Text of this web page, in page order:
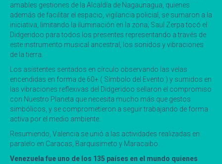
amables gestiones de la Alcaldía de Nagaunagua, quienes
además de facilitar el espacio, vigilancia policial, se sumaron a la
iniciativa, limitando la iluminación en la zona; Saul Zerpa tocó el
Didgeridoo para todos los presentes representando a través de
este instrumento musical ancestral, los sonidos y vibraciones
de la tierra.
Los asistentes sentados en círculo observando las velas
encendidas en forma de 60+ ( Símbolo del Evento ) y sumidos en
las vibraciones reflexivas del Didgeridoo sellaron el compromiso
con Nuestro Planeta que necesita mucho más que gestos
simbólicos, y se comprometieron a seguir trabajando de forma
activa por el medio ambiente.
Resumiendo, Valencia se unió a las actividades realizadas en
paralelo en Caracas, Barquisimeto y Maracaibo.
Venezuela fue uno de los 135 países en el mundo quienes